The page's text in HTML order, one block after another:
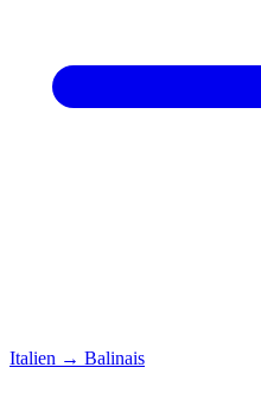
Italien → Balinais